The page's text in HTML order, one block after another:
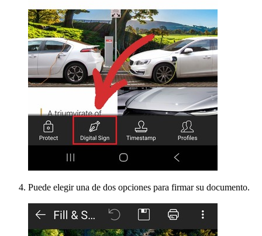
Puede elegir una de dos opciones para firmar su documento.